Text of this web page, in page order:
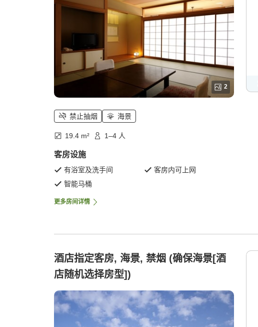
2
禁止抽烟 海景
19.4 m² 1–4 人
客房设施
有浴室及洗手间
客房内可上网
智能马桶
更多房间详情
酒店指定客房, 海景, 禁烟 (确保海景[酒
店随机选择房型])